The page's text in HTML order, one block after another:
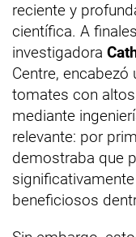
reciente y
científica. A
investigadora
Centre,
tomates con
mediante
relevante: por
demostraba que
beneficiosos